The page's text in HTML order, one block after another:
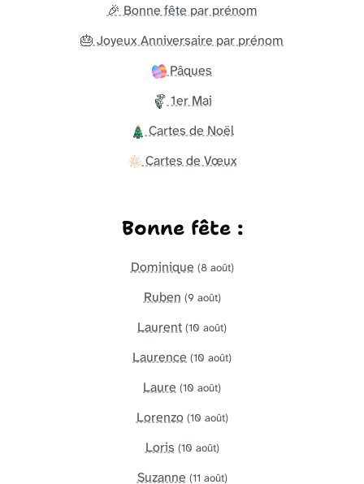
🎉 Bonne fête par prénom
🎂 Joyeux Anniversaire par prénom
Pâques
1er Mai
Cartes de Noël
Cartes de Vœux
Bonne fête :
Dominique (8 août)
Ruben (9 août)
Laurent (10 août)
Laurence (10 août)
Laure (10 août)
Lorenzo (10 août)
Loris (10 août)
Suzanne (11 août)